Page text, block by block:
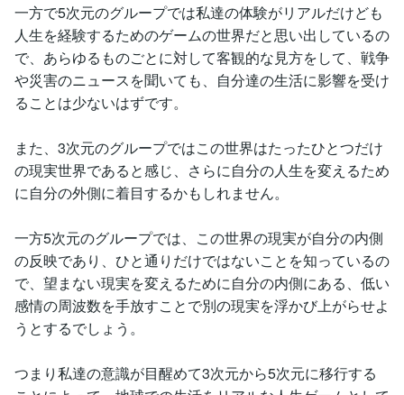
一方で5次元のグループでは私達の体験がリアルだけども
人生を経験するためのゲームの世界だと思い出しているの
で、あらゆるものごとに対して客観的な見方をして、戦争
や災害のニュースを聞いても、自分達の生活に影響を受け
ることは少ないはずです。
また、3次元のグループではこの世界はたったひとつだけ
の現実世界であると感じ、さらに自分の人生を変えるため
に自分の外側に着目するかもしれません。
一方5次元のグループでは、この世界の現実が自分の内側
の反映であり、ひと通りだけではないことを知っているの
で、望まない現実を変えるために自分の内側にある、低い
感情の周波数を手放すことで別の現実を浮かび上がらせよ
うとするでしょう。
つまり私達の意識が目醒めて3次元から5次元に移行する